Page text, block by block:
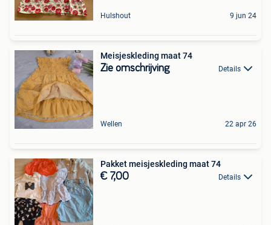
Hulshout 9 jun 24
Meisjeskleding maat 74
Zie omschrijving Details
Wellen 22 apr 26
Pakket meisjeskleding maat 74
€ 7,00 Details